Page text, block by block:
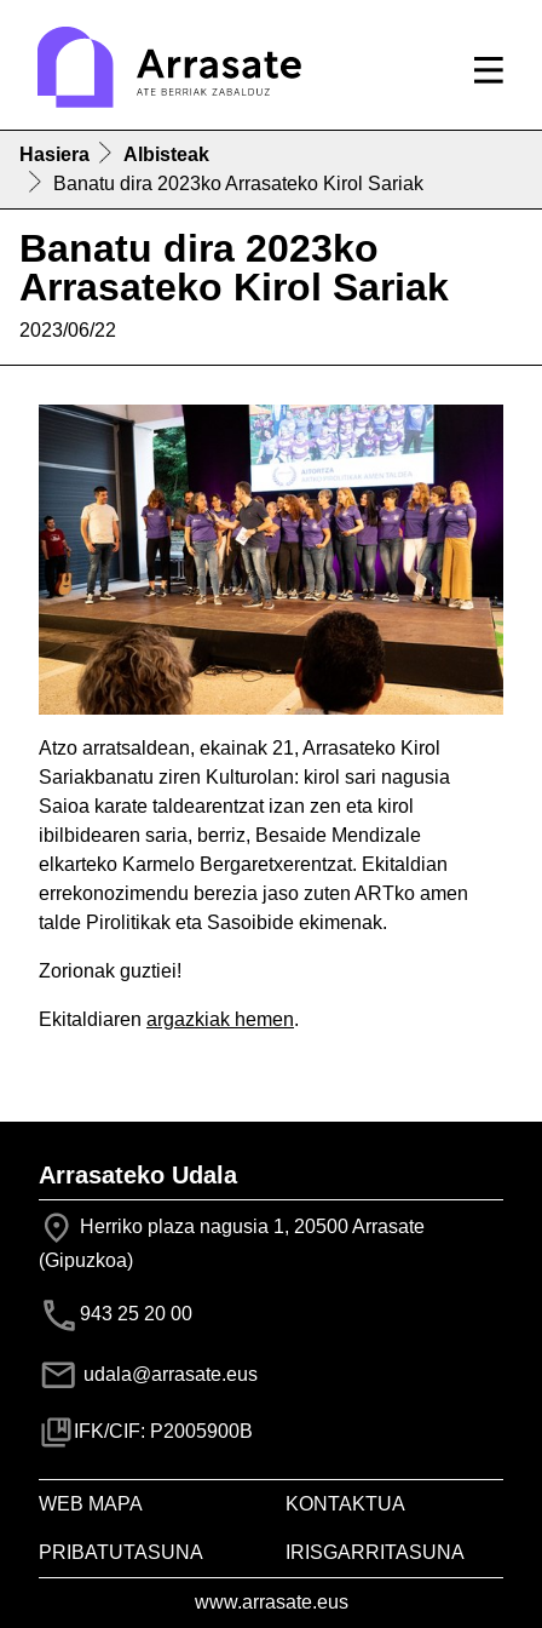
Hasiera
Albisteak
Banatu dira 2023ko Arrasateko Kirol Sariak
Banatu dira 2023ko
Arrasateko Kirol Sariak
2023/06/22
Atzo arratsaldean, ekainak 21, Arrasateko Kirol
Sariakbanatu ziren Kulturolan: kirol sari nagusia
Saioa karate taldearentzat izan zen eta kirol
ibilbidearen saria, berriz, Besaide Mendizale
elkarteko Karmelo Bergaretxerentzat. Ekitaldian
errekonozimendu berezia jaso zuten ARTko amen
talde Pirolitikak eta Sasoibide ekimenak.
Zorionak guztiei!
Ekitaldiaren argazkiak hemen.
Arrasateko Udala
Herriko plaza nagusia 1, 20500 Arrasate
(Gipuzkoa)
943 25 20 00
udala@arrasate.eus
IFK/CIF: P2005900B
WEB MAPA KONTAKTUA
PRIBATUTASUNA IRISGARRITASUNA
www.arrasate.eus